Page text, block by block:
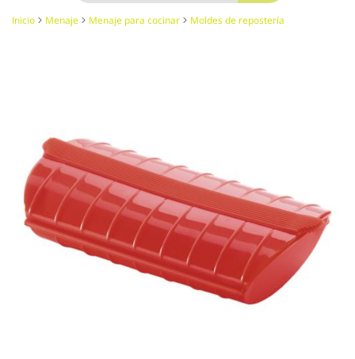
Inicio Menaje Menaje para cocinar Moldes de repostería
galería
imágenes